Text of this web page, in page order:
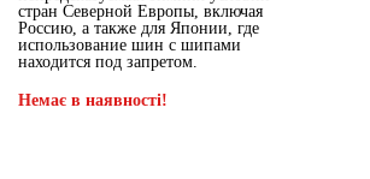
стран Северной Европы, включая
Россию, а также для Японии, где
использование шин с шипами
находится под запретом.
Немає в наявності!